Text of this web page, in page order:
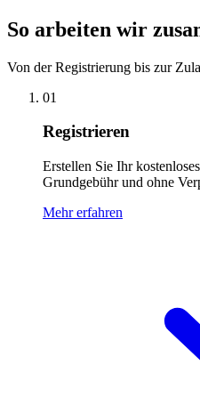
So arbeiten wir
Von der Registrierung bis zur
01
Registrieren
Erstellen Sie Ihr
Grundgebühr und ohne
Mehr erfahren